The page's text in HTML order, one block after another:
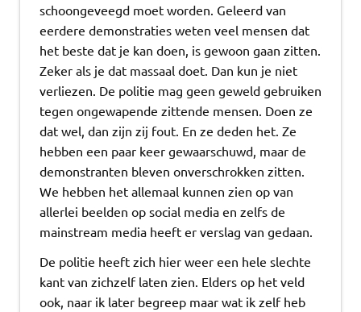
schoongeveegd moet worden. Geleerd van
eerdere demonstraties weten veel mensen dat
het beste dat je kan doen, is gewoon gaan zitten.
Zeker als je dat massaal doet. Dan kun je niet
verliezen. De politie mag geen geweld gebruiken
tegen ongewapende zittende mensen. Doen ze
dat wel, dan zijn zij fout. En ze deden het. Ze
hebben een paar keer gewaarschuwd, maar de
demonstranten bleven onverschrokken zitten.
We hebben het allemaal kunnen zien op van
allerlei beelden op social media en zelfs de
mainstream media heeft er verslag van gedaan.
De politie heeft zich hier weer een hele slechte
kant van zichzelf laten zien. Elders op het veld
ook, naar ik later begreep maar wat ik zelf heb